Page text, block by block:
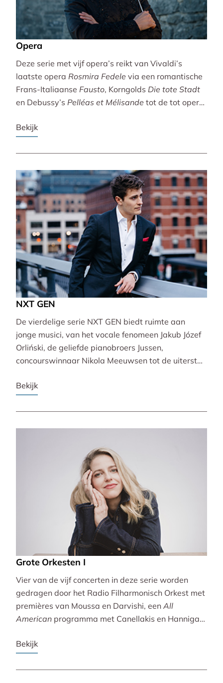
Opera
Deze serie met vijf opera’s reikt van Vivaldi’s
laatste opera Rosmira Fedele via een romantische
Frans-Italiaanse Fausto, Korngolds Die tote Stadt
en Debussy’s Pelléas et Mélisande tot de tot opera
Vivaldi wordt gebracht door de Accademia
opera’s tekenen het Radio Filharmonisch Orkest en
Bekijk
NXT GEN
De vierdelige serie NXT GEN biedt ruimte aan
jonge musici, van het vocale fenomeen Jakub Józef
Orliński, de geliefde pianobroers Jussen,
concourswinnaar Nikola Meeuwsen tot de uiterst
programma’s van barok tot wereldpremière.
Bekijk
Grote Orkesten I
Vier van de vijf concerten in deze serie worden
gedragen door het Radio Filharmonisch Orkest met
premières van Moussa en Darvishi, een All
American programma met Canellakis en Hannigan
Amerikaans slagwerk.
Bekijk